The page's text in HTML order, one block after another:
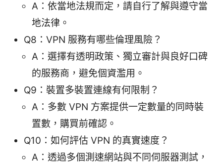
A：依當地法規而定，請自行了解與遵守當
地法律。
Q8：VPN 服務有哪些倫理風險？
A：選擇有透明政策、獨立審計與良好口碑
的服務商，避免個資濫用。
Q9：裝置多裝置連線有何限制？
A：多數 VPN 方案提供一定數量的同時裝
置數，購買前確認。
Q10：如何評估 VPN 的真實速度？
A：透過多個測速網站與不同伺服器測試，